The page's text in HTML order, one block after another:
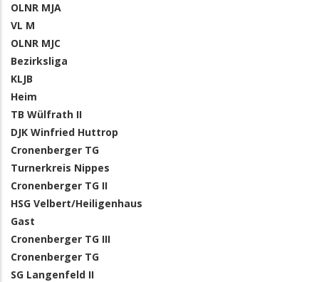
OLNR MJA
VL M
OLNR MJC
Bezirksliga
KLJB
Heim
TB Wülfrath II
DJK Winfried Huttrop
Cronenberger TG
Turnerkreis Nippes
Cronenberger TG II
HSG Velbert/Heiligenhaus
Gast
Cronenberger TG III
Cronenberger TG
SG Langenfeld II